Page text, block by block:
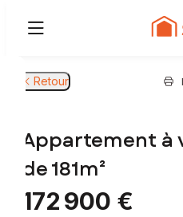
Retour
Appartement à
de 181m²
172 900 €